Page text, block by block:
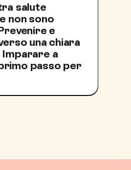
salute
non sono
e
una chiara
a
passo per